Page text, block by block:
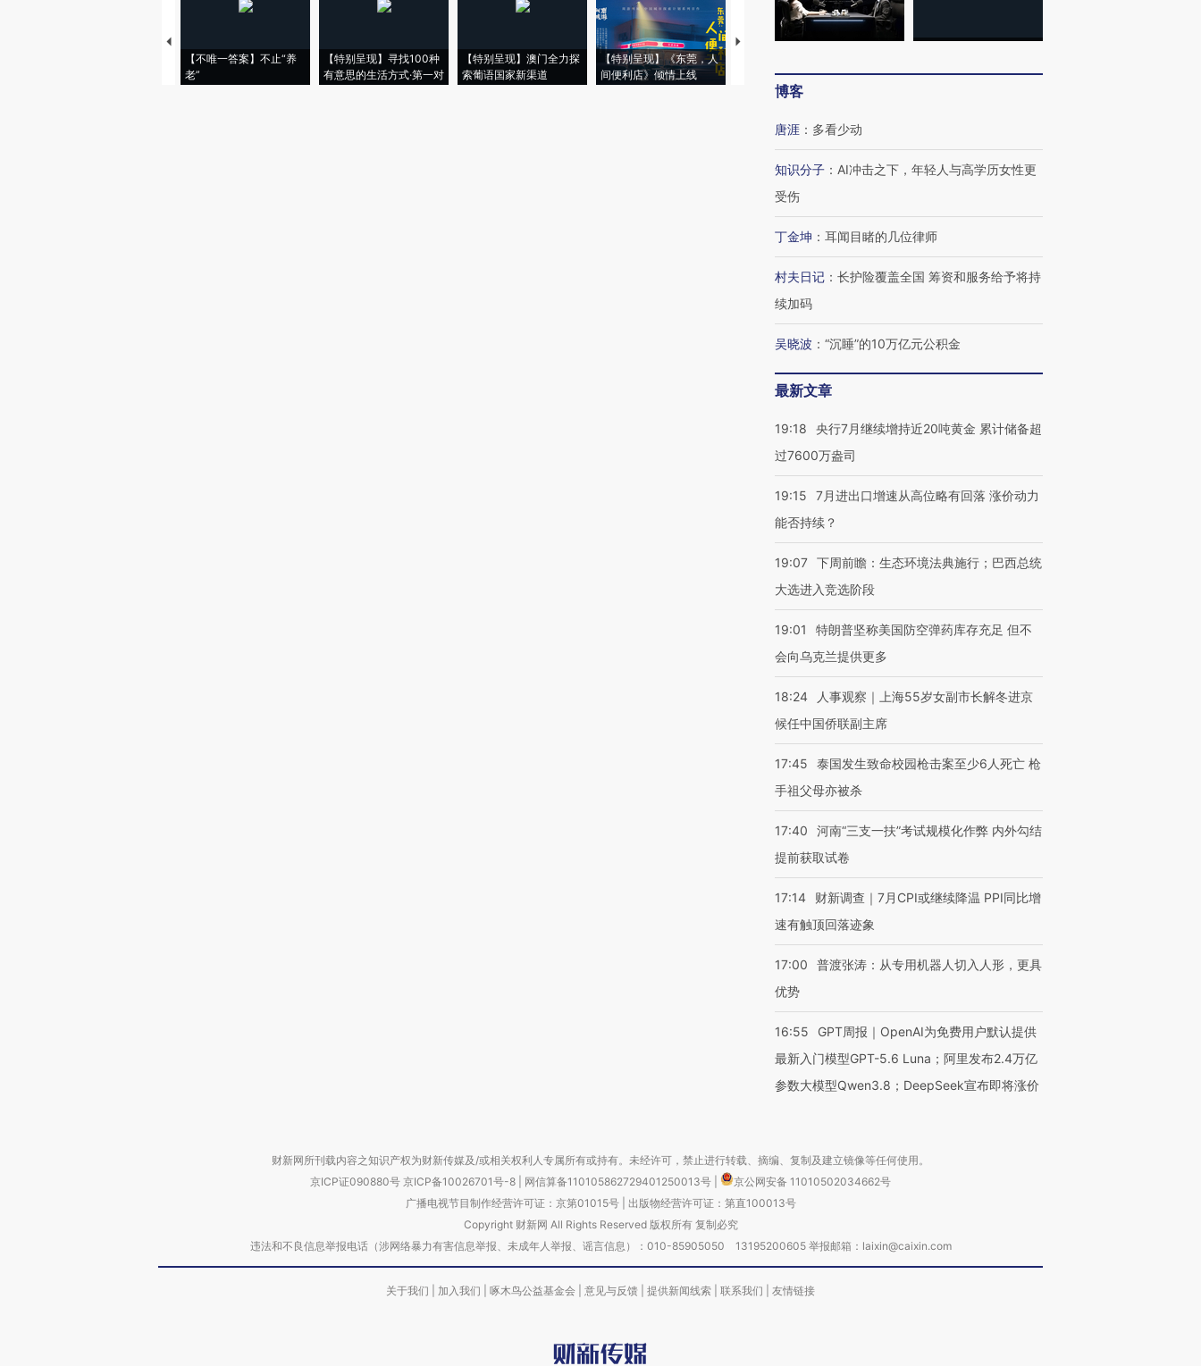
【不唯一答案】不止“养
老”
【特别呈现】寻找100种
有意思的生活方式·第一对
【特别呈现】澳门全力探
索葡语国家新渠道
【特别呈现】《东莞，人
间便利店》倾情上线
【推广】走进第四届链博
有意思的生活方式·第三对
【商旅对话】华住集团
住三大增长引擎是什么？
博客
唐涯 ： 多看少动
知识分子 ： AI冲击之下，年轻人与高学历女性更
受伤
丁金坤 ： 耳闻目睹的几位律师
村夫日记 ： 长护险覆盖全国 筹资和服务给予将持
续加码
吴晓波 ： “沉睡”的10万亿元公积金
最新文章
19:18
央行7月继续增持近20吨黄金 累计储备超
过7600万盎司
19:15
7月进出口增速从高位略有回落 涨价动力
能否持续？
19:07 下周前瞻：生态环境法典施行；巴西总统
大选进入竞选阶段
19:01
特朗普坚称美国防空弹药库存充足 但不
会向乌克兰提供更多
18:24
人事观察｜上海55岁女副市长解冬进京
候任中国侨联副主席
17:45
泰国发生致命校园枪击案至少6人死亡 枪
手祖父母亦被杀
17:40
河南“三支一扶”考试规模化作弊 内外勾结
提前获取试卷
17:14
财新调查｜7月CPI或继续降温 PPI同比增
速有触顶回落迹象
17:00
普渡张涛：从专用机器人切入人形，更具
优势
16:55
GPT周报｜OpenAI为免费用户默认提供
最新入门模型GPT-5.6 Luna；阿里发布2.4万亿
参数大模型Qwen3.8；DeepSeek宣布即将涨价
财新网所刊载内容之知识产权为财新传媒及/或相关权利人专属所有或持有。未经许可，禁止进行转载、摘编、复制及建立镜像等任何使用。
京ICP证090880号 京ICP备10026701号-8 网信算备110105862729401250013号
京公网安备 11010502034662号
广播电视节目制作经营许可证：京第01015号| 出版物经营许可证：第直100013号
Copyright 财新网 All Rights Reserved 版权所有 复制必究
违法和不良信息举报电话（涉网络暴力有害信息举报、未成年人举报、谣言信息）：010-85905050 13195200605 举报邮箱：laixin@caixin.com
关于我们 加入我们 啄木鸟公益基金会 意见与反馈 提供新闻线索 联系我们 友情链接